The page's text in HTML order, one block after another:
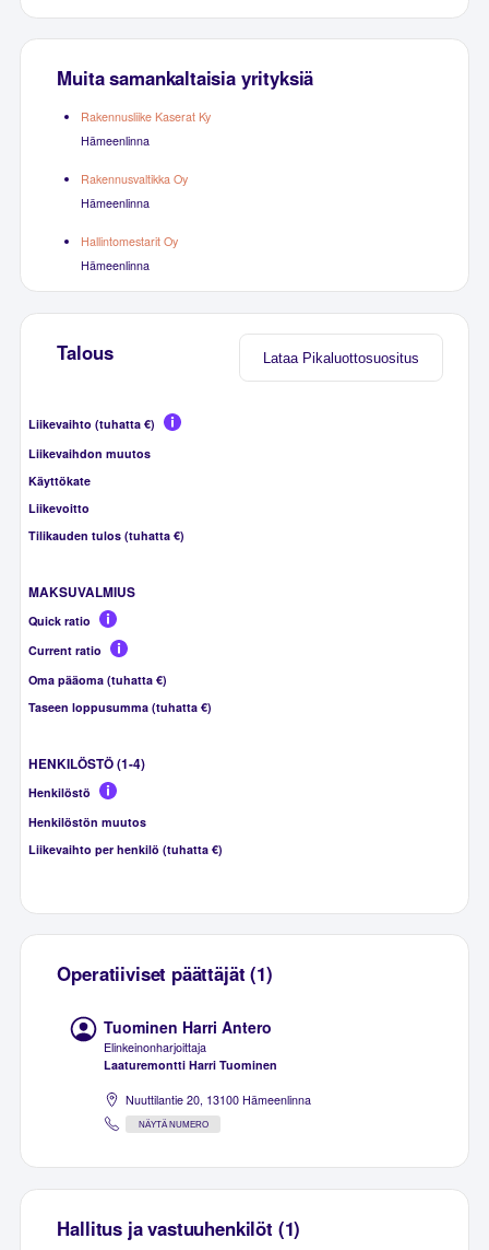
Muita samankaltaisia yrityksiä
Rakennusliike Kaserat Ky
Hämeenlinna
Rakennusvaltikka Oy
Hämeenlinna
Hallintomestarit Oy
Hämeenlinna
Lataa Pikaluottosuositus
Talous
Liikevaihto (tuhatta €)
Liikevaihdon muutos
Käyttökate
Liikevoitto
Tilikauden tulos (tuhatta €)
MAKSUVALMIUS
Quick ratio
Current ratio
Oma pääoma (tuhatta €)
Taseen loppusumma (tuhatta €)
HENKILÖSTÖ (1-4)
Henkilöstö
Henkilöstön muutos
Liikevaihto per henkilö (tuhatta €)
Operatiiviset päättäjät (1)
Tuominen Harri Antero
Elinkeinonharjoittaja
Laaturemontti Harri Tuominen
Nuuttilantie 20, 13100 Hämeenlinna
NÄYTÄ NUMERO
Hallitus ja vastuuhenkilöt (1)